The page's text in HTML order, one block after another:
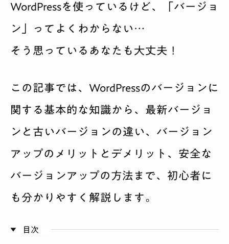
サービス案内
制作実績
採用
BLOG
相談する
WordPressを使っているけど、「バージョ
ン」ってよくわからない…
そう思っているあなたも大丈夫！
この記事では、WordPressのバージョンに
関する基本的な知識から、最新バージョ
ンと古いバージョンの違い、バージョン
アップのメリットとデメリット、安全な
バージョンアップの方法まで、初心者に
も分かりやすく解説します。
目次